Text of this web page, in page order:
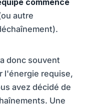
autre
donc souvent
l'énergie requise,
avez décidé de
Une